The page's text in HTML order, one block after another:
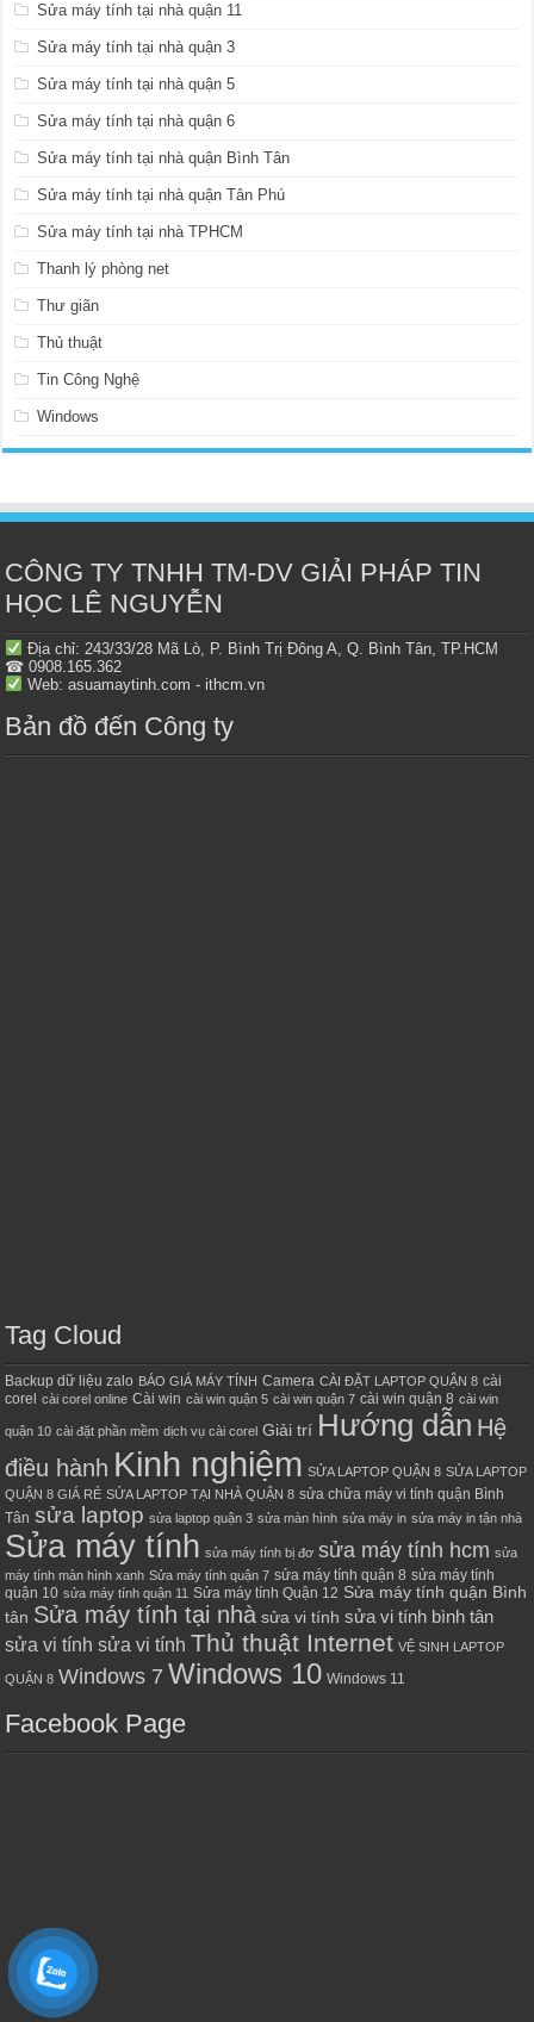
Sửa máy tính tại nhà quận 11
Sửa máy tính tại nhà quận 3
Sửa máy tính tại nhà quận 5
Sửa máy tính tại nhà quận 6
Sửa máy tính tại nhà quận Bình Tân
Sửa máy tính tại nhà quận Tân Phú
Sửa máy tính tại nhà TPHCM
Thanh lý phòng net
Thư giãn
Thủ thuật
Tin Công Nghệ
Windows
CÔNG TY TNHH TM-DV GIẢI PHÁP TIN
HỌC LÊ NGUYỄN
Địa chỉ: 243/33/28 Mã Lò, P. Bình Trị Đông A, Q. Bình Tân, TP.HCM
☎ 0908.165.362
Web: asuamaytinh.com - ithcm.vn
Bản đồ đến Công ty
Tag Cloud
Backup dữ liệu zalo BÁO GIÁ MÁY TÍNH Camera CÀI ĐẶT LAPTOP QUẬN 8 cài
corel
cài corel online Cài win cài win quận 5 cài win quận 7 cài win quận 8 cài win
quận 10 cài đặt phần mềm dịch vụ cài corel Giải trí Hướng dẫn Hệ
điều hành Kinh nghiệm SỬA LAPTOP QUẬN 8 SỬA LAPTOP
QUẬN 8 GIÁ RẺ SỬA LAPTOP TẠI NHÀ QUẬN 8 sửa chữa máy vi tính quận Bình
Tân sửa laptop sửa laptop quận 3 sửa màn hình sửa máy in sửa máy in tận nhà
Sửa máy tính sửa máy tính bị đơ sửa máy tính hcm sửa
máy tính màn hình xanh Sửa máy tính quận 7 sửa máy tính quận 8 sửa máy tính
quận 10 sửa máy tính quận 11 Sửa máy tính Quận 12 Sửa máy tính quận Bình
tân Sửa máy tính tại nhà sửa vi tính sửa vi tính bình tân
sửa vi tính sửa vi tính Thủ thuật Internet VỆ SINH LAPTOP
QUẬN 8 Windows 7 Windows 10 Windows 11
Facebook Page